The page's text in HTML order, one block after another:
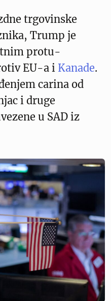
trgovinske
Trump je
protu-
EU-a i Kanade.
carina od
i druge
u SAD iz